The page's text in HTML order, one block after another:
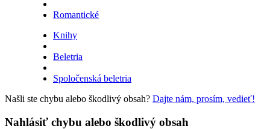
Romantické
Knihy
Beletria
Spoločenská beletria
Našli ste chybu alebo škodlivý obsah? Dajte nám, prosím, vedieť!
Nahlásiť chybu alebo škodlivý obsah